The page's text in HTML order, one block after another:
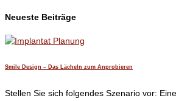
Neueste Beiträge
Smile Design – Das Lächeln zum Anprobieren
Stellen Sie sich folgendes Szenario vor: